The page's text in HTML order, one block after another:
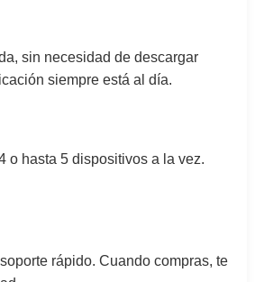
sin necesidad de descargar
siempre está al día.
o hasta 5 dispositivos a la vez.
rápido. Cuando compras, te